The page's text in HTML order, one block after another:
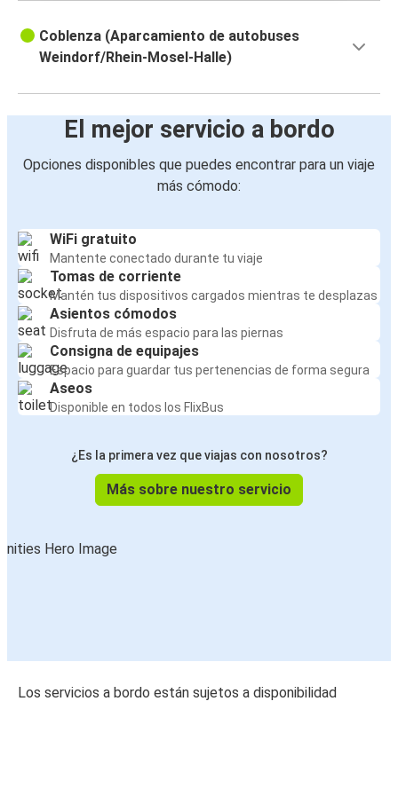
Coblenza (Aparcamiento de autobuses
Weindorf/Rhein-Mosel-Halle)
El mejor servicio a bordo
Opciones disponibles que puedes encontrar para un viaje
más cómodo:
WiFi gratuito
Mantente conectado durante tu viaje
Tomas de corriente
Mantén tus dispositivos cargados mientras te desplazas
Asientos cómodos
Disfruta de más espacio para las piernas
Consigna de equipajes
Espacio para guardar tus pertenencias de forma segura
Aseos
Disponible en todos los FlixBus
¿Es la primera vez que viajas con nosotros?
Más sobre nuestro servicio
Los servicios a bordo están sujetos a disponibilidad